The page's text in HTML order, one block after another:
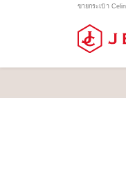
ขายกระเป๋า